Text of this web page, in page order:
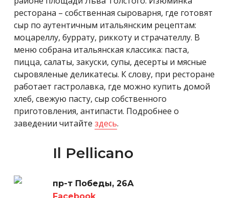
ресторана – собственная сыроварня, где готовят
сыр по аутентичным итальянским рецептам:
моцареллу, буррату, риккоту и страчателлу. В
меню собрана итальянская классика: паста,
пицца, салаты, закуски, супы, десерты и мясные
сыровяленые деликатесы. К слову, при ресторане
работает гастролавка, где можно купить домой
хлеб, свежую пасту, сыр собственного
приготовления, антипасти. Подробнее о
заведении читайте здесь.
Il Pellicano
пр-т Победы, 26А